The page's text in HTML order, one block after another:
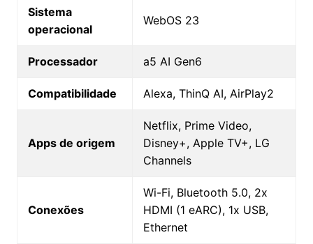
Sistema
operacional
WebOS 23
Processador a5 AI Gen6
Compatibilidade Alexa, ThinQ AI, AirPlay2
Apps de origem
Netflix, Prime Video,
Disney+, Apple TV+, LG
Channels
Conexões
Wi-Fi, Bluetooth 5.0, 2x
HDMI (1 eARC), 1x USB,
Ethernet